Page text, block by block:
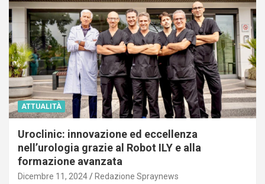
ATTUALITÀ
Uroclinic: innovazione ed eccellenza
nell’urologia grazie al Robot ILY e alla
formazione avanzata
Dicembre 11, 2024 Redazione Spraynews